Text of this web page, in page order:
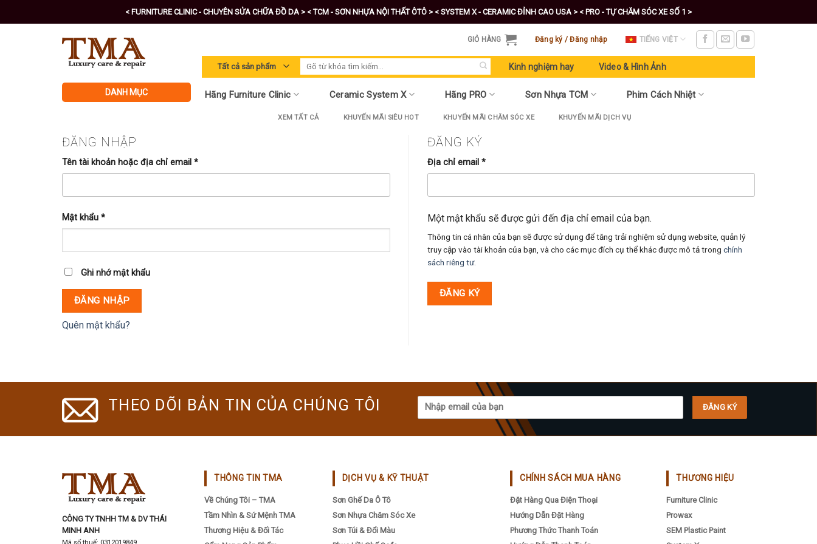
to
< FURNITURE CLINIC - CHUYÊN SỬA CHỮA ĐỒ DA > < TCM - SƠN NHỰA NỘI THẤT ÔTÔ > < SYSTEM X - CERAMIC ĐỈNH CAO USA > < PRO - TỰ CHĂM SÓC XE SỐ 1 >
GIỎ HÀNG Đăng ký / Đăng nhập TIẾNG VIỆT
Tìm
kiếm:
Kinh nghiệm hay Video & Hình Ảnh
DANH MỤC Hãng Furniture Clinic Ceramic System X Hãng PRO Sơn Nhựa TCM Phim Cách Nhiệt
XEM TẤT CẢ KHUYẾN MÃI SIÊU HOT KHUYẾN MÃI CHĂM SÓC XE KHUYẾN MÃI DỊCH VỤ
ĐĂNG NHẬP
Tên tài khoản hoặc địa chỉ email *
Mật khẩu *
Ghi nhớ mật khẩu
ĐĂNG NHẬP
Quên mật khẩu?
ĐĂNG KÝ
Địa chỉ email *
Một mật khẩu sẽ được gửi đến địa chỉ email của bạn.
Thông tin cá nhân của bạn sẽ được sử dụng để tăng trải nghiệm sử dụng website, quản lý
truy cập vào tài khoản của bạn, và cho các mục đích cụ thể khác được mô tả trong chính
sách riêng tư.
ĐĂNG KÝ
THEO DÕI BẢN TIN CỦA CHÚNG TÔI
CÔNG TY TNHH TM & DV THÁI
MINH ANH
THÔNG TIN TMA
Về Chúng Tôi – TMA
Tầm Nhìn & Sứ Mệnh TMA
Thương Hiệu & Đối Tác
DỊCH VỤ & KỸ THUẬT
Sơn Ghế Da Ô Tô
Sơn Nhựa Chăm Sóc Xe
Sơn Túi & Đổi Màu
CHÍNH SÁCH MUA HÀNG
Đặt Hàng Qua Điện Thoại
Hướng Dẫn Đặt Hàng
Phương Thức Thanh Toán
THƯƠNG HIỆU
Furniture Clinic
Prowax
SEM Plastic Paint